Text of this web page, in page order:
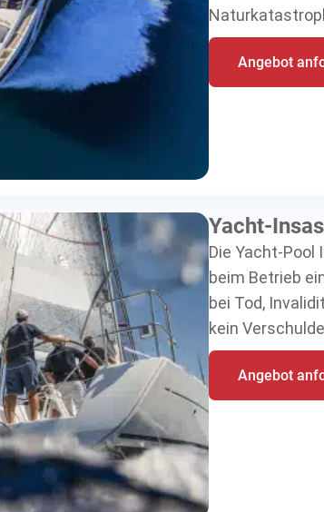
Angebot
Yacht-
Die Yacht-
beim Betrieb
bei Tod,
kein
Angebot